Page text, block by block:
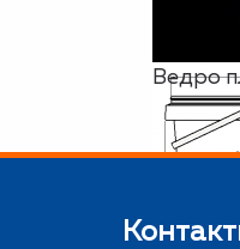
Ведро